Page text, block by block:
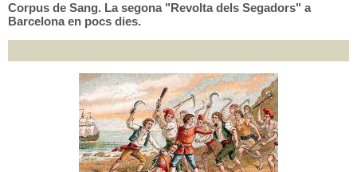
Corpus de Sang. La segona "Revolta dels Segadors" a
Barcelona en pocs dies.